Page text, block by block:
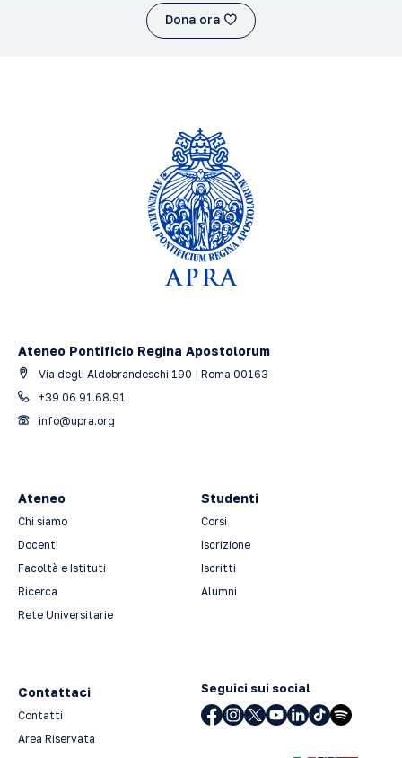
Dona ora
Ateneo Pontificio Regina Apostolorum
Via degli Aldobrandeschi 190 | Roma 00163
+39 06 91.68.91
info@upra.org
Ateneo
Chi siamo
Docenti
Facoltà e Istituti
Ricerca
Rete Universitarie
Studenti
Corsi
Iscrizione
Iscritti
Alumni
Contattaci
Contatti
Area Riservata
Seguici sui social